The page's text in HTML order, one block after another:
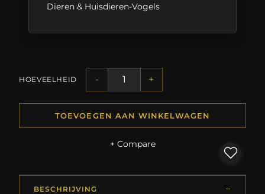
Dieren & Huisdieren-Vogels
HOEVEELHEID - +
TOEVOEGEN AAN WINKELWAGEN
+ Compare
BESCHRIJVING